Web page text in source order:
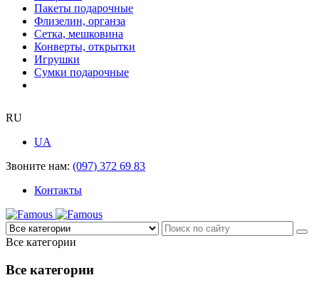
Пакеты подарочные
Флизелин, органза
Сетка, мешковина
Конверты, открытки
Игрушки
Сумки подарочные
RU
UA
Звоните нам: (097) 372 69 83
Контакты
Все категории
Все категории